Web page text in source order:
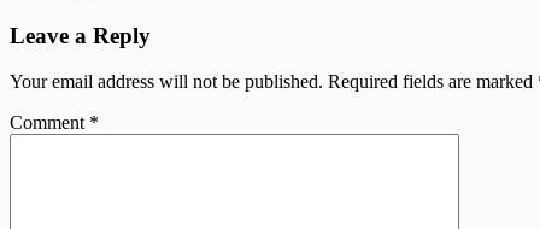
Leave a Reply
Your email address will not be published. Required fields are marked
Comment *